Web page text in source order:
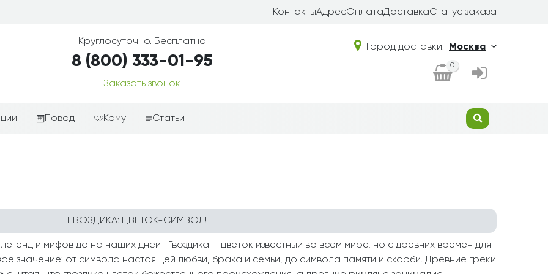
КонтактыАдресОплатаДоставкаСтатус заказа
Круглосуточно. Бесплатно
8 (800) 333-01-95
Заказать звонок
Город доставки: Москва
0
корзины
Повод
Извинения
Любовь
Просто так
Кому
Мужчине
Маме
Папе
Статьи
ГВОЗДИКА: ЦВЕТОК-СИМВОЛ!
легенд и мифов до на наших дней Гвоздика – цветок известный во всем мире, но с древних времен для
значение: от символа настоящей любви, брака и семьи, до символа памяти и скорби. Древние греки